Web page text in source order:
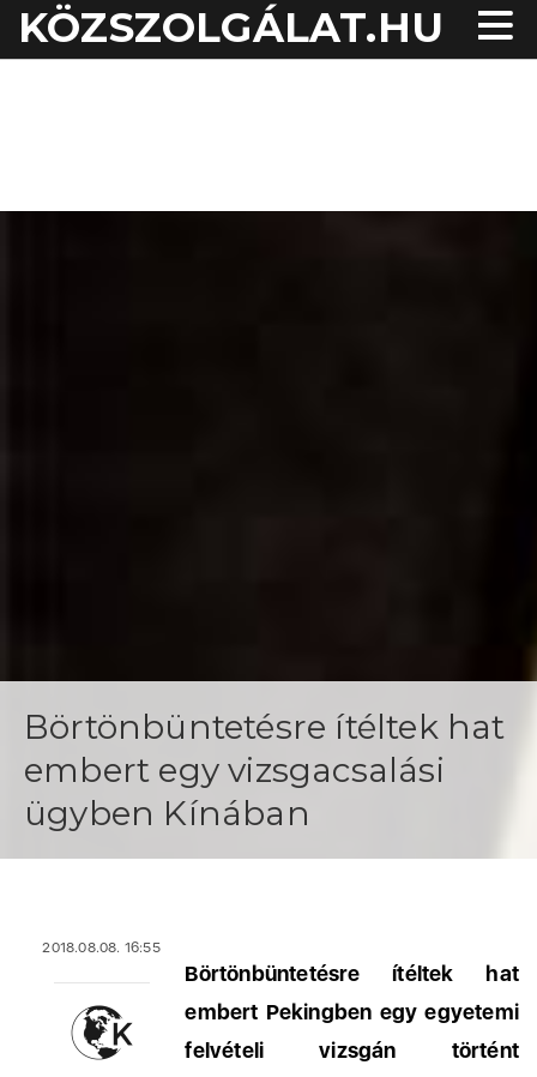
KÖZSZOLGÁLAT.HU
Börtönbüntetésre ítéltek hat
embert egy vizsgacsalási
ügyben Kínában
2018.08.08. 16:55
Börtönbüntetésre ítéltek hat
embert Pekingben egy egyetemi
felvételi vizsgán történt